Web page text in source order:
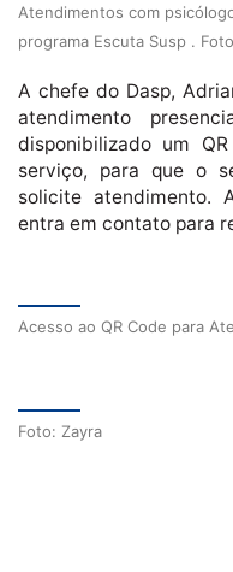
Atendimentos com
programa Escuta Susp .
A chefe do Dasp,
atendimento
disponibilizado um
serviço, para que o
solicite atendimento.
entra em contato para
Acesso ao QR Code para
Foto: Zayra